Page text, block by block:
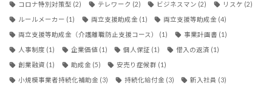
コロナ特別対策型 (2) テレワーク (2) ビジネスマン (2) リスケ (2)
ルールメーカー (1) 両立支援助成金 (1) 両立支援等助成金 (4)
両立支援等助成金（介護離職防止支援コース） (1) 事業計画書 (1)
人事制度 (1) 企業価値(1) 個人保証 (1) 借入の返済 (1)
創業融資 (1) 助成金 (5) 安売り症候群 (1)
小規模事業者持続化補助金 (3) 持続化給付金 (3) 新入社員 (3)